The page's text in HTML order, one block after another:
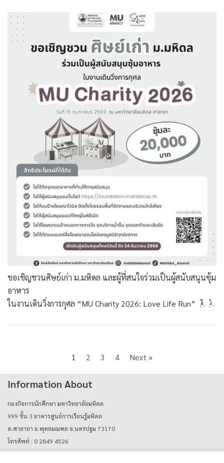
ขอเชิญชวนศิษย์เก่า ม.มหิดล และผู้ที่สนใจร่วมเป็นผู้สนับสนุนซุ้ม
อาหาร
ในงานเดินวิ่งการกุศล “MU Charity 2026: Love Life Run”
1 2 3 4 Next »
Information About
กองกิจการนักศึกษา มหาวิทยาลัยมหิดล
999 ชั้น 3 อาคารศูนย์การเรียนรู้มหิดล
ต.ศาลายา อ.พุทธมณฑล จ.นครปฐม 73170
โทรศัพท์ : 0 2849 4526
E-mail : mahidolcareers@mahidol.ac.th